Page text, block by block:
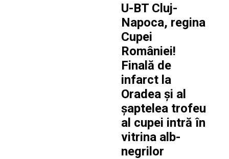
Belgrad.
Clujenii
pauză,
dar
experiența
sârbilor
și-
U-BT Cluj-
Napoca, regina
Cupei
României!
Finală de
infarct la
Oradea și al
șaptelea trofeu
al cupei intră în
vitrina alb-
negrilor